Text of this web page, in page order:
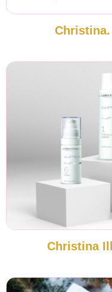
Christina